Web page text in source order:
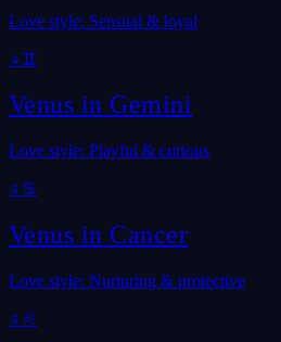
Love style: Sensual & loyal
♀ ♊
Venus in Gemini
Love style: Playful & curious
♀ ♋
Venus in Cancer
Love style: Nurturing & protective
♀ ♌